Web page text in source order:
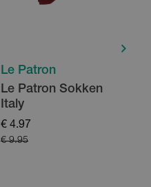
Le Patron
Le Patron Sokken
Italy
€ 9.95
€ 4.97